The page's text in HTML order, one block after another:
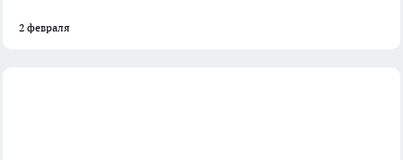
2 февраля